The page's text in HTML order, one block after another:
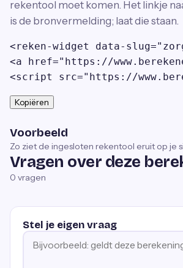
rekentool moet komen. Het linkje
is de bronvermelding; laat die staan.
<reken-widget data-
<a href="https://
<script src="https://
Kopiëren
Voorbeeld
Zo ziet de ingesloten rekentool eruit op je
Vragen over deze
0 vragen
Stel je eigen vraag